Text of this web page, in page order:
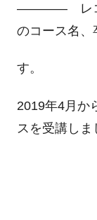
―――― レコ
のコース名、
す。
2019年4月か
スを受講しま